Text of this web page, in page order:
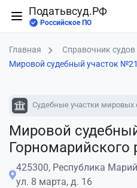
Податьвсуд.РФ
Российское ПО
Главная Справочник
Мировой судебный участок
Судебные участки мировых
Мировой
425300, Республика
ул. 8 марта, д. 16